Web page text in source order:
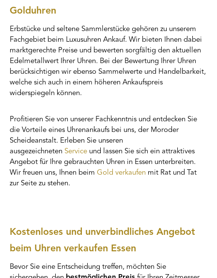
Golduhren
Erbstücke und seltene Sammlerstücke gehören zu unserem
Fachgebiet beim Luxusuhren Ankauf. Wir bieten Ihnen dabei
marktgerechte Preise und bewerten sorgfältig den aktuellen
Edelmetallwert Ihrer Uhren. Bei der Bewertung Ihrer Uhren
berücksichtigen wir ebenso Sammelwerte und Handelbarkeit,
welche sich auch in einem höheren Ankaufspreis
widerspiegeln können.
Profitieren Sie von unserer Fachkenntnis und entdecken Sie
die Vorteile eines Uhrenankaufs bei uns, der Moroder
Scheideanstalt. Erleben Sie unseren
ausgezeichneten Service und lassen Sie sich ein attraktives
Angebot für Ihre gebrauchten Uhren in Essen unterbreiten.
Wir freuen uns, Ihnen beim Gold verkaufen mit Rat und Tat
zur Seite zu stehen.
Kostenloses und unverbindliches Angebot
beim Uhren verkaufen Essen
Bevor Sie eine Entscheidung treffen, möchten Sie